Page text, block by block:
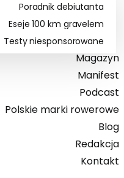
Poradnik debiutanta
Eseje 100 km gravelem
Testy niesponsorowane
Magazyn
Manifest
Podcast
Polskie marki rowerowe
Blog
Redakcja
Kontakt